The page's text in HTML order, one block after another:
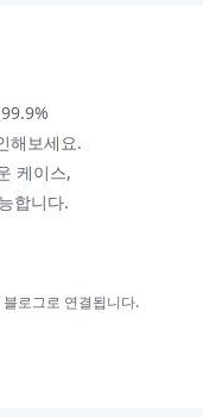
해보세요.
케이스,
합니다.
로그로 연결됩니다.